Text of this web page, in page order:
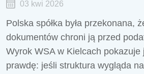
03 kwi 2026
Polska spółka była przekonana,
dokumentów chroni ją przed
Wyrok WSA w Kielcach pokazuje
prawdę: jeśli struktura wygląda